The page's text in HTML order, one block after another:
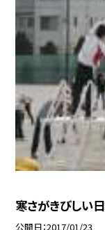
寒さがきびしい
公開日 2017/01/23